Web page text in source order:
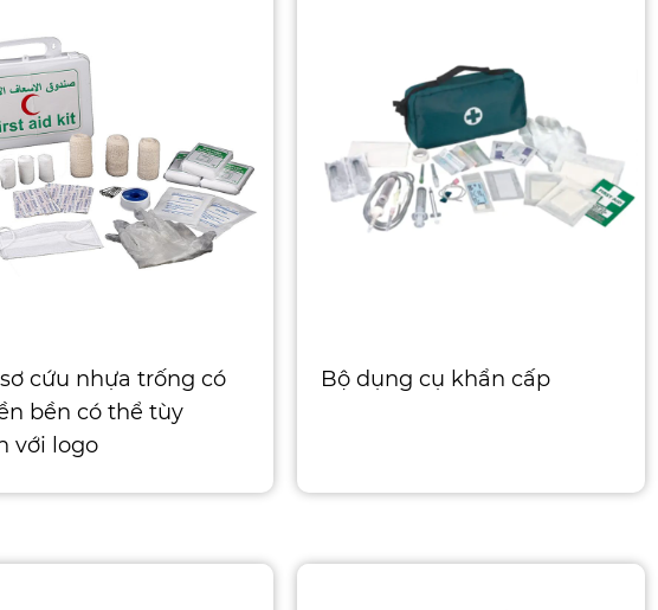
cứu nhựa trống có
bền có thể tùy
với logo
Bộ dụng cụ khẩn cấp